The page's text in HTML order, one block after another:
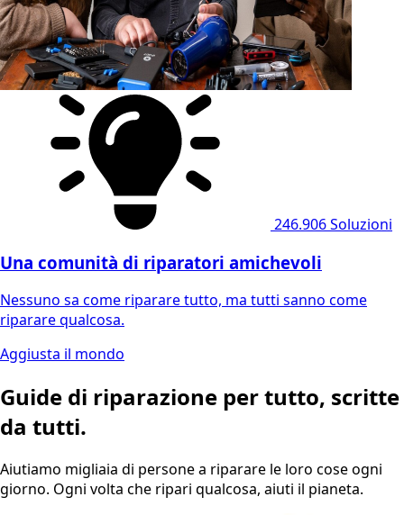
246.906Soluzioni
Una comunità di riparatori amichevoli
Nessuno sa come riparare tutto, ma tutti sanno come
riparare qualcosa.
Aggiusta il mondo
Guide di riparazione per tutto, scritte
da tutti.
Aiutiamo migliaia di persone a riparare le loro cose ogni
giorno. Ogni volta che ripari qualcosa, aiuti il pianeta.